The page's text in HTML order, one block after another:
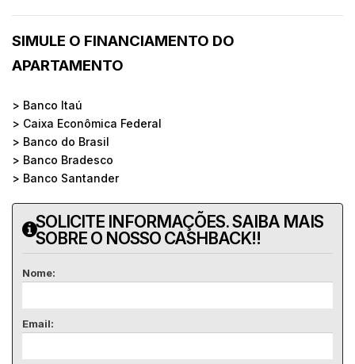
SIMULE O FINANCIAMENTO DO
APARTAMENTO
> Banco Itaú
> Caixa Econômica Federal
> Banco do Brasil
> Banco Bradesco
> Banco Santander
SOLICITE INFORMAÇÕES. SAIBA MAIS
SOBRE O NOSSO CASHBACK!!
Nome:
Email: